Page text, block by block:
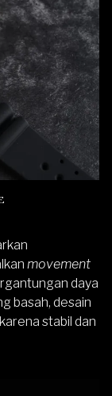
movement
daya
basah, desain
stabil dan